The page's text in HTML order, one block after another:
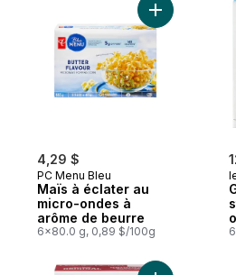
4,29 $
PC Menu Bleu
Maïs à éclater au
micro-ondes à
arôme de beurre
6x80.0 g, 0,89 $/100g
Ajouter Maïs